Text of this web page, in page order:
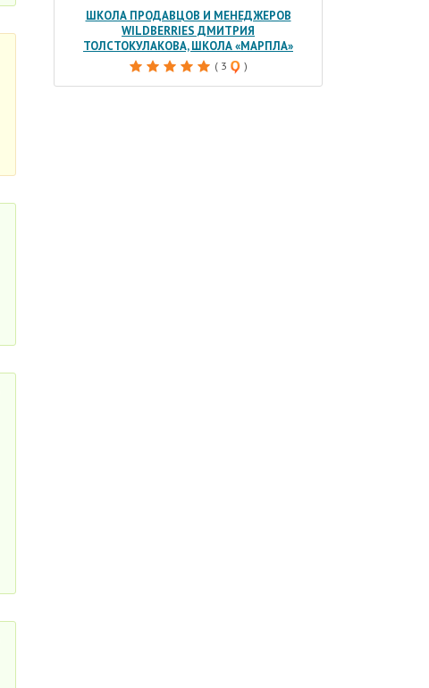
ШКОЛА ПРОДАВЦОВ И МЕНЕДЖЕРОВ
WILDBERRIES ДМИТРИЯ
ТОЛСТОКУЛАКОВА, ШКОЛА «МАРПЛА»
( 3 )